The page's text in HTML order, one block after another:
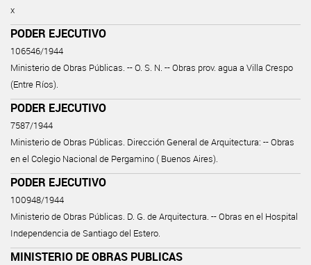
x
PODER EJECUTIVO
106546/1944
Ministerio de Obras Públicas. -- O. S. N. -- Obras prov. agua a Villa Crespo
(Entre Ríos).
PODER EJECUTIVO
7587/1944
Ministerio de Obras Públicas. Dirección General de Arquitectura: -- Obras
en el Colegio Nacional de Pergamino ( Buenos Aires).
PODER EJECUTIVO
100948/1944
Ministerio de Obras Públicas. D. G. de Arquitectura. -- Obras en el Hospital
Independencia de Santiago del Estero.
MINISTERIO DE OBRAS PUBLICAS